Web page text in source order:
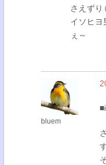
さえずり
イソヒヨ
ぇ～
bluem